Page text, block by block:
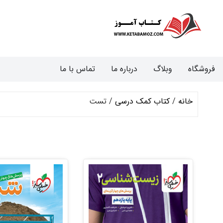
فروشگاه وبلاگ درباره ما تماس با ما
خانه / کتاب کمک درسی / تست